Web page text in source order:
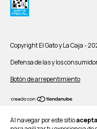
Al navegar por este sitio
Copyright El Gato y La Caja -
Defensa de las y los
Botón de arrepentimiento